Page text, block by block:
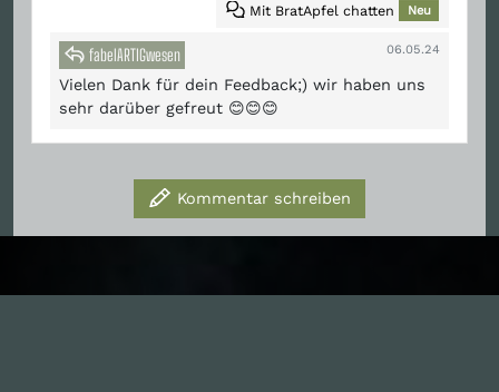
Mit BratApfel chatten Neu
fabelARTIGwesen 06.05.24
Vielen Dank für dein Feedback;) wir haben uns
sehr darüber gefreut 😊😊😊
Kommentar schreiben